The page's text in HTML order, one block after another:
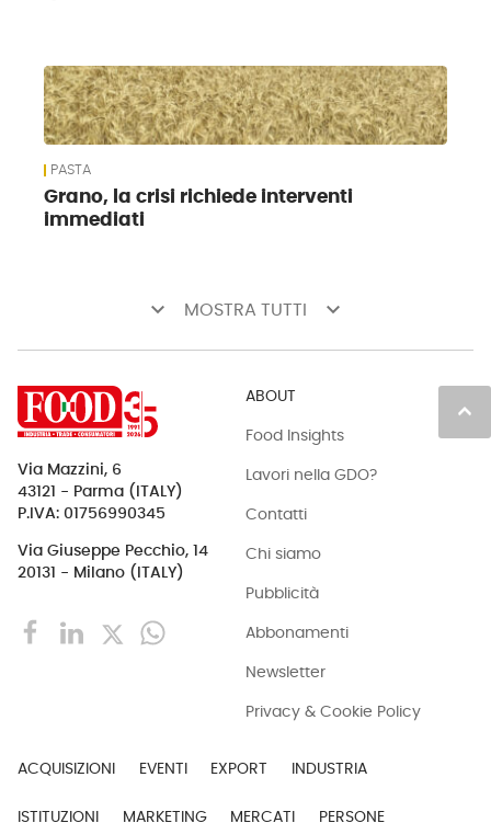
PASTA
Grano, la crisi richiede interventi
immediati
keyboard_arrow_down MOSTRA TUTTI keyboard_arrow_down
keyboard_arrow_up
Via Mazzini, 6
43121 - Parma (ITALY)
P.IVA: 01756990345
Via Giuseppe Pecchio, 14
20131 - Milano (ITALY)
ABOUT
Food Insights
Lavori nella GDO?
Contatti
Chi siamo
Pubblicità
Abbonamenti
Newsletter
Privacy & Cookie Policy
ACQUISIZIONI EVENTI EXPORT INDUSTRIA
ISTITUZIONI MARKETING MERCATI PERSONE